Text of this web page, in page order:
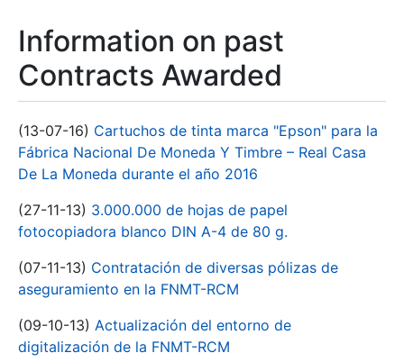
Information on past
Contracts Awarded
(13-07-16) Cartuchos de tinta marca "Epson" para la
Fábrica Nacional De Moneda Y Timbre – Real Casa
De La Moneda durante el año 2016
(27-11-13) 3.000.000 de hojas de papel
fotocopiadora blanco DIN A-4 de 80 g.
(07-11-13) Contratación de diversas pólizas de
aseguramiento en la FNMT-RCM
(09-10-13) Actualización del entorno de
digitalización de la FNMT-RCM